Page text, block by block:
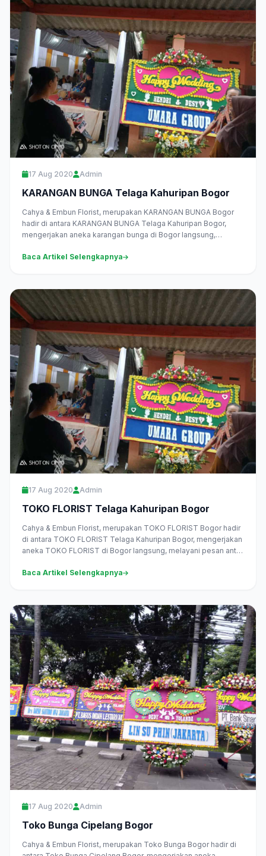
17 Aug 2020 Admin
KARANGAN BUNGA Telaga Kahuripan Bogor
Cahya & Embun Florist, merupakan KARANGAN BUNGA Bogor
hadir di antara KARANGAN BUNGA Telaga Kahuripan Bogor,
mengerjakan aneka karangan bunga di Bogor langsung,
Baca Artikel Selengkapnya
17 Aug 2020 Admin
TOKO FLORIST Telaga Kahuripan Bogor
Cahya & Embun Florist, merupakan TOKO FLORIST Bogor hadir
di antara TOKO FLORIST Telaga Kahuripan Bogor, mengerjakan
aneka TOKO FLORIST di Bogor langsung, melayani pesan antar
Baca Artikel Selengkapnya
17 Aug 2020 Admin
Toko Bunga Cipelang Bogor
Cahya & Embun Florist, merupakan Toko Bunga Bogor hadir di